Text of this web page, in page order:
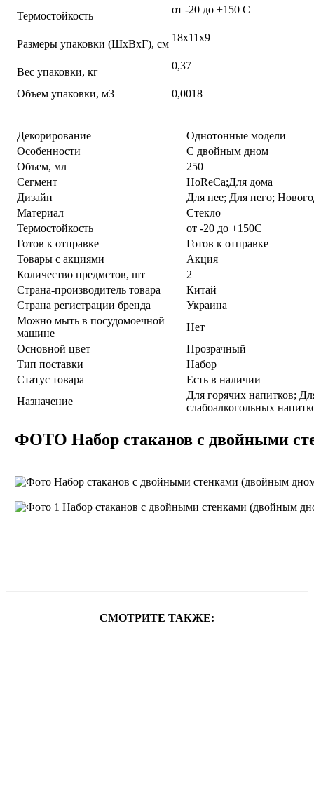
Термостойкость
от -20 до +150 С
Размеры упаковки (ШхВхГ), см
18х11х9
Вес упаковки, кг
0,37
Объем упаковки, м3 0,0018
Декорирование
Однотонные модели
Особенности
С двойным дном
Объем, мл
250
Сегмент
HoReCa;Для дома
Дизайн
Для нее; Для него;
Материал
Стекло
Термостойкость
от -20 до +150С
Готов к отправке
Готов к отправке
Товары с акциями
Акция
Количество предметов, шт
2
Страна-производитель товара
Китай
Страна регистрации бренда
Украина
Можно мыть в посудомоечной
машине
Нет
Основной цвет
Прозрачный
Тип поставки
Набор
Статус товара
Есть в наличии
Назначение
Для горячих напитков;
слабоалкогольных
ФОТО Набор стаканов c двойными
СМОТРИТЕ ТАКЖЕ: